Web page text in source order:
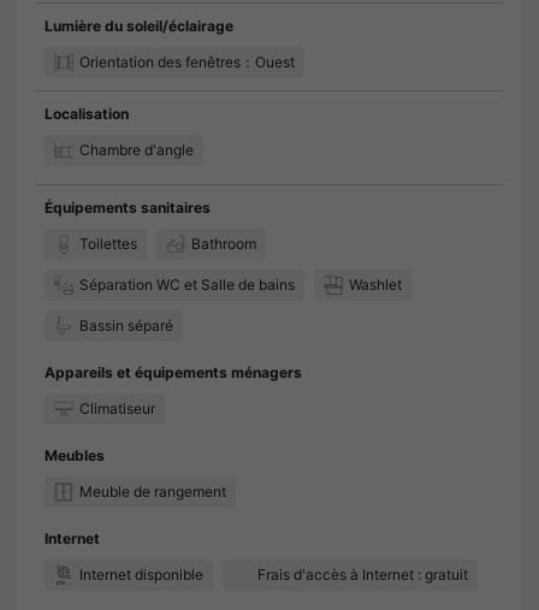
Lumière du soleil/éclairage
Orientation des fenêtres：Ouest
Localisation
Chambre d'angle
Équipements sanitaires
Toilettes
Bathroom
Séparation WC et Salle de bains Washlet
Bassin séparé
Appareils et équipements ménagers
Climatiseur
Meubles
Meuble de rangement
Internet
Internet disponible
Frais d'accès à Internet : gratuit